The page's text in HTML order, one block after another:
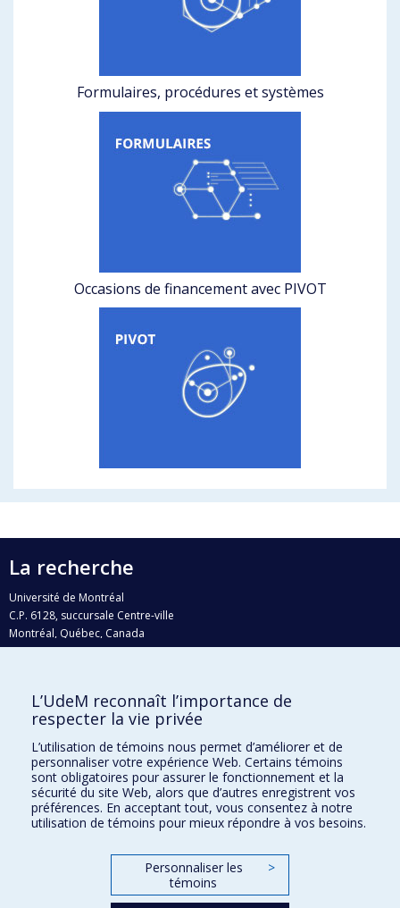
Formulaires, procédures et systèmes
Occasions de financement avec PIVOT
La recherche
Université de Montréal
C.P. 6128, succursale Centre-ville
Montréal, Québec, Canada
H3C 3J7
Qui fait quoi?
Nous trouver
Plan du site
Accessibilité
L’UdeM reconnaît l’importance de
respecter la vie privée
L’utilisation de témoins nous permet d’améliorer et de
personnaliser votre expérience Web. Certains témoins
sont obligatoires pour assurer le fonctionnement et la
sécurité du site Web, alors que d’autres enregistrent vos
préférences. En acceptant tout, vous consentez à notre
utilisation de témoins pour mieux répondre à vos besoins.
Personnaliser les
témoins
>